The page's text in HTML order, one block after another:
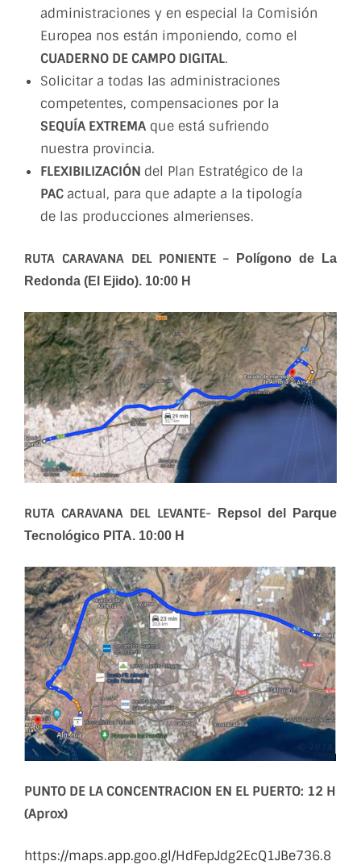
administraciones y en especial la Comisión
Europea nos están imponiendo, como el
CUADERNO DE CAMPO DIGITAL.
Solicitar a todas las administraciones
competentes, compensaciones por la
SEQUÍA EXTREMA que está sufriendo
nuestra provincia.
FLEXIBILIZACIÓN del Plan Estratégico de la
PAC actual, para que adapte a la tipología
de las producciones almerienses.
RUTA CARAVANA DEL PONIENTE –
Polígono de La
Redonda (El Ejido). 10:00 H
RUTA CARAVANA DEL LEVANTE-
Repsol del Parque
Tecnológico PITA. 10:00 H
PUNTO DE LA CONCENTRACION EN EL PUERTO: 12 H
(Aprox)
https://maps.app.goo.gl/HdFepJdg2EcQ1JBe736.8